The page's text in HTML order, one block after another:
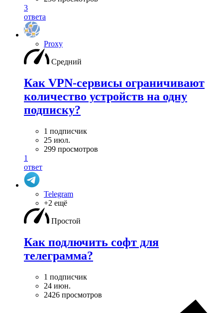
3
ответа
Proxy
Средний
Как VPN-сервисы ограничивают
количество устройств на одну
подписку?
1 подписчик
25 июл.
299 просмотров
1
ответ
Telegram
+2 ещё
Простой
Как подлючить софт для
телеграмма?
1 подписчик
24 июн.
2426 просмотров